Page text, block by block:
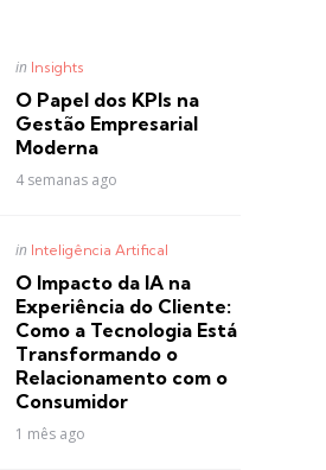
Posted
in Insights
O Papel dos KPIs na
Gestão Empresarial
Moderna
4 semanas ago
Posted
in Inteligência Artifical
O Impacto da IA na
Experiência do Cliente:
Como a Tecnologia Está
Transformando o
Relacionamento com o
Consumidor
1 mês ago